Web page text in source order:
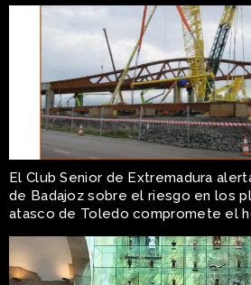
El Club Senior de Extremadura
de Badajoz sobre el riesgo en los
atasco de Toledo compromete el